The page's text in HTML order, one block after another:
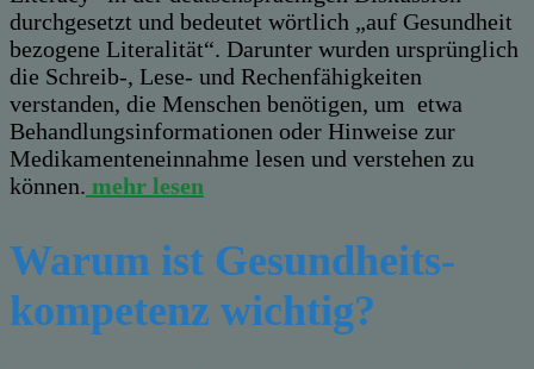
durchgesetzt und bedeutet wörtlich „auf Gesundheit
bezogene Literalität“. Darunter wurden ursprünglich
die Schreib-, Lese- und Rechenfähigkeiten
verstanden, die Menschen benötigen, um etwa
Behandlungsinformationen oder Hinweise zur
Medikamenteneinnahme lesen und verstehen zu
können. mehr lesen
Warum ist Gesundheits-
kompetenz wichtig?